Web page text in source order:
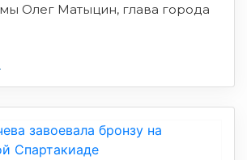
Олег Матыцин, глава города